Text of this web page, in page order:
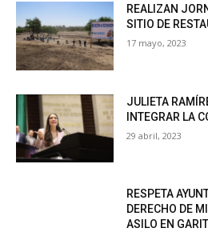
REALIZAN
SITIO DE
17 mayo, 2023
JULIETA
INTEGRAR LA
29 abril, 2023
RESPETA
DERECHO DE
ASILO EN